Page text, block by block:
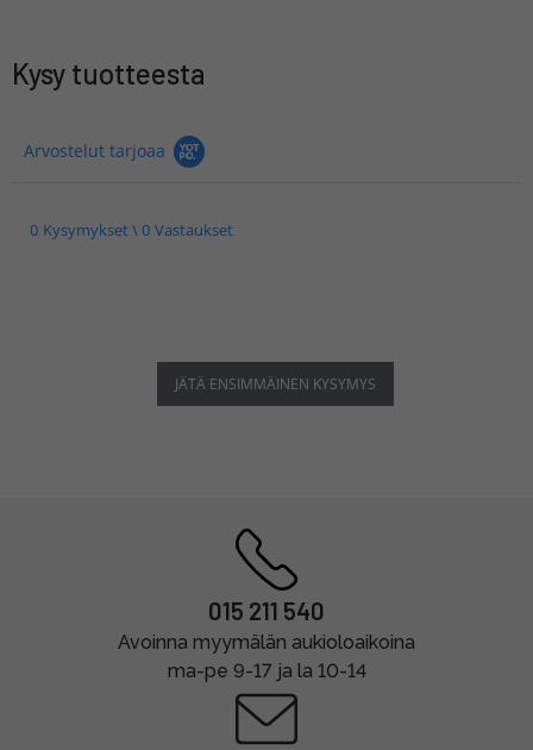
Kysy tuotteesta
Arvostelut tarjoaa
0 Kysymykset \ 0 Vastaukset
JÄTÄ ENSIMMÄINEN KYSYMYS
015 211 540
Avoinna myymälän aukioloaikoina
ma-pe 9-17 ja la 10-14